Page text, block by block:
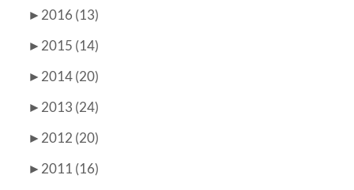
► 2016 (13)
► 2015 (14)
► 2014 (20)
► 2013 (24)
► 2012 (20)
► 2011 (16)